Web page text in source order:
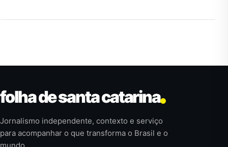
folha de santa catarina
Jornalismo independente, contexto e serviço
para acompanhar o que transforma o Brasil e o